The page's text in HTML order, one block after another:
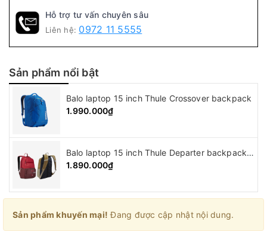
Hỗ trợ tư vấn chuyên sâu
Liên hệ: 0972 11 5555
Sản phẩm nổi bật
Balo laptop 15 inch Thule Crossover backpack
1.990.000₫
Balo laptop 15 inch Thule Departer backpack ( 21L )
1.890.000₫
Sản phẩm khuyến mại! Đang được cập nhật nội dung.